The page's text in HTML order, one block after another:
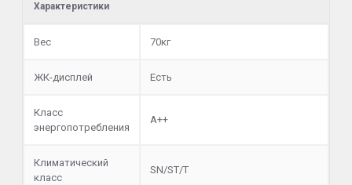
Характеристики
Вес 70кг
ЖК-дисплей Есть
Класс
энергопотребления
A++
Климатический
класс
SN/ST/T